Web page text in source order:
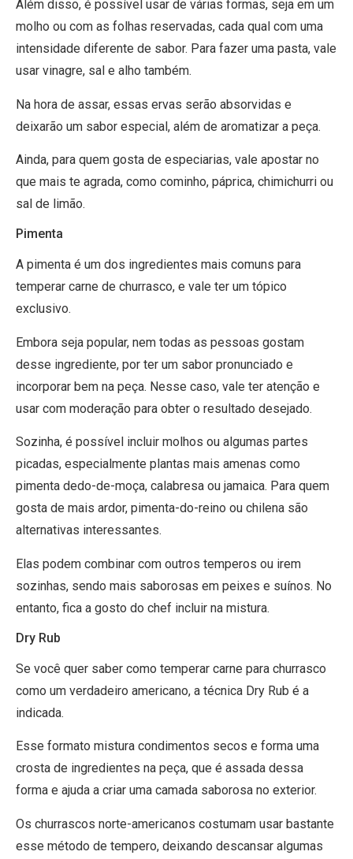
Além disso, é possível usar de várias formas, seja em um
molho ou com as folhas reservadas, cada qual com uma
intensidade diferente de sabor. Para fazer uma pasta, vale
usar vinagre, sal e alho também.
Na hora de assar, essas ervas serão absorvidas e
deixarão um sabor especial, além de aromatizar a peça.
Ainda, para quem gosta de especiarias, vale apostar no
que mais te agrada, como cominho, páprica, chimichurri ou
sal de limão.
Pimenta
A pimenta é um dos ingredientes mais comuns para
temperar carne de churrasco, e vale ter um tópico
exclusivo.
Embora seja popular, nem todas as pessoas gostam
desse ingrediente, por ter um sabor pronunciado e
incorporar bem na peça. Nesse caso, vale ter atenção e
usar com moderação para obter o resultado desejado.
Sozinha, é possível incluir molhos ou algumas partes
picadas, especialmente plantas mais amenas como
pimenta dedo-de-moça, calabresa ou jamaica. Para quem
gosta de mais ardor, pimenta-do-reino ou chilena são
alternativas interessantes.
Elas podem combinar com outros temperos ou irem
sozinhas, sendo mais saborosas em peixes e suínos. No
entanto, fica a gosto do chef incluir na mistura.
Dry Rub
Se você quer saber como temperar carne para churrasco
como um verdadeiro americano, a técnica Dry Rub é a
indicada.
Esse formato mistura condimentos secos e forma uma
crosta de ingredientes na peça, que é assada dessa
forma e ajuda a criar uma camada saborosa no exterior.
Os churrascos norte-americanos costumam usar bastante
esse método de tempero, deixando descansar algumas